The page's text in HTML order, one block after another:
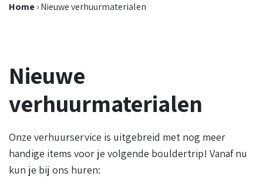
Home›Nieuwe verhuurmaterialen
Nieuwe
verhuurmaterialen
Onze verhuurservice is uitgebreid met nog meer
handige items voor je volgende bouldertrip! Vanaf nu
kun je bij ons huren: